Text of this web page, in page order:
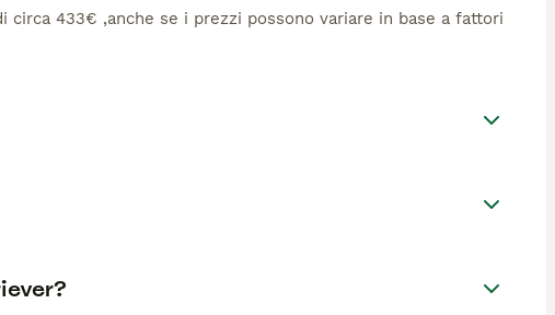
433€ ,anche se i prezzi possono variare in base a fattori